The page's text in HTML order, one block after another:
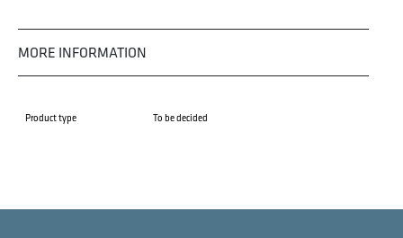
MORE INFORMATION
Product type To be decided